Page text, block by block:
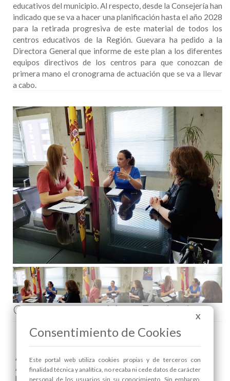
educativos del municipio. Al respecto, desde la Consejería han
indicado que se va a hacer una planificación hasta el año 2028
para la retirada progresiva de este material de todos los
centros educativos de la Región. Guevara ha pedido a la
Directora General que informe de este plan a los diferentes
equipos directivos de los centros para que conozcan de
primera mano el cronograma de actuación que se va a llevar
a cabo.
Comenta esta noticia en Facebook
Areas relacionadas:
Alcaldía
Educación
X
Consentimiento de Cookies
Este portal web utiliza cookies propias y de terceros con
finalidad técnica y analítica, no recaba ni cede datos de carácter
personal de los usuarios sin su conocimiento. Sin embargo,